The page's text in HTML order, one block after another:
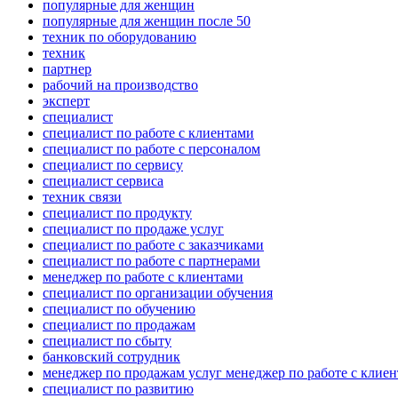
популярные для женщин
популярные для женщин после 50
техник по оборудованию
техник
партнер
рабочий на производство
эксперт
специалист
специалист по работе с клиентами
специалист по работе с персоналом
специалист по сервису
специалист сервиса
техник связи
специалист по продукту
специалист по продаже услуг
специалист по работе с заказчиками
специалист по работе с партнерами
менеджер по работе с клиентами
специалист по организации обучения
специалист по обучению
специалист по продажам
специалист по сбыту
банковский сотрудник
менеджер по продажам услуг менеджер по работе с
специалист по развитию